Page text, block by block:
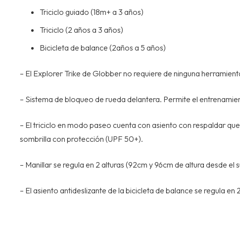
Triciclo guiado (18m+ a 3 años)
Triciclo (2 años a 3 años)
Bicicleta de balance (2años a 5 años)
– El Explorer Trike de Globber no requiere de ninguna
– Sistema de bloqueo de rueda delantera. Permite el
– El triciclo en modo paseo cuenta con asiento con respaldar
sombrilla con protección (UPF 50+).
– Manillar se regula en 2 alturas (92cm y 96cm de altura desde el
– El asiento antideslizante de la bicicleta de balance se regula